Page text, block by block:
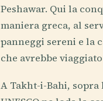
Peshawar. Qui la
maniera greca, al
panneggi sereni e la
che avrebbe
A Takht-i-Bahi,